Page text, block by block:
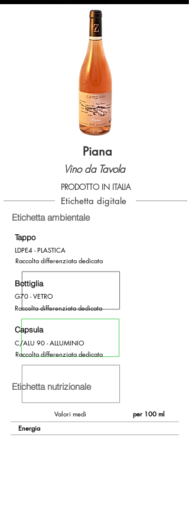
Piana
Vino da Tavola
PRODOTTO IN ITALIA
Etichetta digitale
Etichetta ambientale
Tappo
LDPE4 - PLASTICA
Raccolta differenziata dedicata
Bottiglia
G70 - VETRO
Raccolta differenziata dedicata
Capsula
C/ALU 90 - ALLUMINIO
Raccolta differenziata dedicata
Etichetta nutrizionale
Valori medi
per 100 ml
Energia